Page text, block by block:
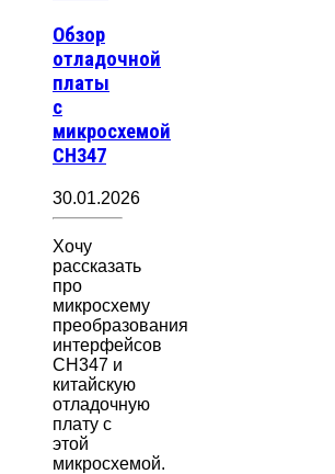
Обзор
отладочной
платы
с
микросхемой
CH347
30.01.2026
Хочу
рассказать
про
микросхему
преобразования
интерфейсов
CH347 и
китайскую
отладочную
плату с
этой
микросхемой.